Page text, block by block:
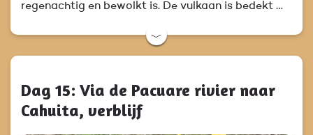
regenachtig en bewolkt is. De vulkaan is bedekt …
﹀
Dag 15: Via de Pacuare rivier naar
Cahuita, verblijf